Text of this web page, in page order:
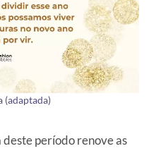
(adaptada)
deste período renove as